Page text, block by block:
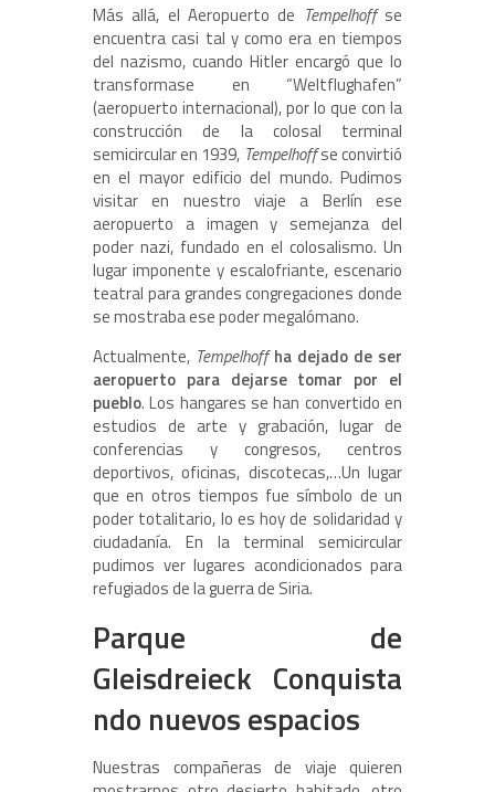
Más allá, el Aeropuerto de Tempelhoffse
encuentra casi tal y como era en tiempos
del nazismo, cuando Hitler encargó que lo
transformase en “Weltflughafen”
(aeropuerto internacional), por lo que con la
construcción de la colosal terminal
semicircular en 1939, Tempelhoffse convirtió
en el mayor edificio del mundo. Pudimos
visitar en nuestro viaje a Berlín ese
aeropuerto a imagen y semejanza del
poder nazi, fundado en el colosalismo. Un
lugar imponente y escalofriante, escenario
teatral para grandes congregaciones donde
se mostraba ese poder megalómano.
Actualmente, Tempelhoff ha dejado de ser
aeropuerto para dejarse tomar por el
pueblo. Los hangares se han convertido en
estudios de arte y grabación, lugar de
conferencias y congresos, centros
deportivos, oficinas, discotecas,…Un lugar
que en otros tiempos fue símbolo de un
poder totalitario, lo es hoy de solidaridad y
ciudadanía. En la terminal semicircular
pudimos ver lugares acondicionados para
refugiados de la guerra de Siria.
Parque de
Gleisdreieck Conquista
ndo nuevos espacios
Nuestras compañeras de viaje quieren